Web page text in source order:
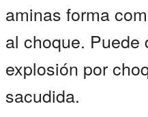
aminas forma
al choque. Puede
explosión por
sacudida.